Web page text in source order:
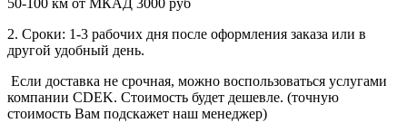
50-100 км от МКАД 3000 руб
2. Сроки: 1-3 рабочих дня после оформления заказа или в
другой удобный день.
Если доставка не срочная, можно воспользоваться услугами
компании СDEK. Стоимость будет дешевле. (точную
стоимость Вам подскажет наш менеджер)